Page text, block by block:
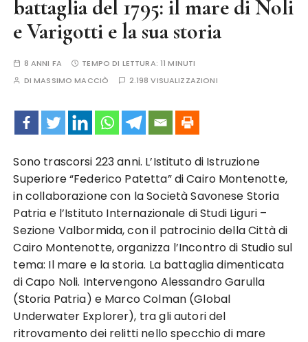
battaglia del 1795: il mare di Noli
e Varigotti e la sua storia
8 ANNI FA TEMPO DI LETTURA:11 MINUTI
DIMASSIMO MACCIÒ 2.198 VISUALIZZAZIONI
Sono trascorsi 223 anni. L’Istituto di Istruzione
Superiore “Federico Patetta” di Cairo Montenotte,
in collaborazione con la Società Savonese Storia
Patria e l’Istituto Internazionale di Studi Liguri –
Sezione Valbormida, con il patrocinio della Città di
Cairo Montenotte, organizza l’Incontro di Studio sul
tema: Il mare e la storia. La battaglia dimenticata
di Capo Noli. Intervengono Alessandro Garulla
(Storia Patria) e Marco Colman (Global
Underwater Explorer), tra gli autori del
ritrovamento dei relitti nello specchio di mare